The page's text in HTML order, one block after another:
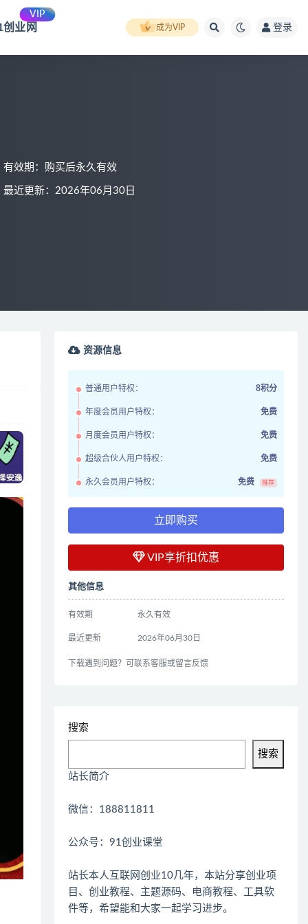
创业网
VIP
成为VIP 登录
有效期：购买后永久有效
最近更新：2026年06月30日
资源信息
普通用户特权： 8积分
年度会员用户特权： 免费
月度会员用户特权： 免费
超级合伙人用户特权： 免费
永久会员用户特权： 免费 推荐
立即购买
VIP享折扣优惠
其他信息
有效期 永久有效
最近更新 2026年06月30日
下载遇到问题？可联系客服或留言反馈
搜索
搜索
站长简介
微信：188811811
公众号：91创业课堂
站长本人互联网创业10几年，本站分享创业项
目、创业教程、主题源码、电商教程、工具软
件等，希望能和大家一起学习进步。